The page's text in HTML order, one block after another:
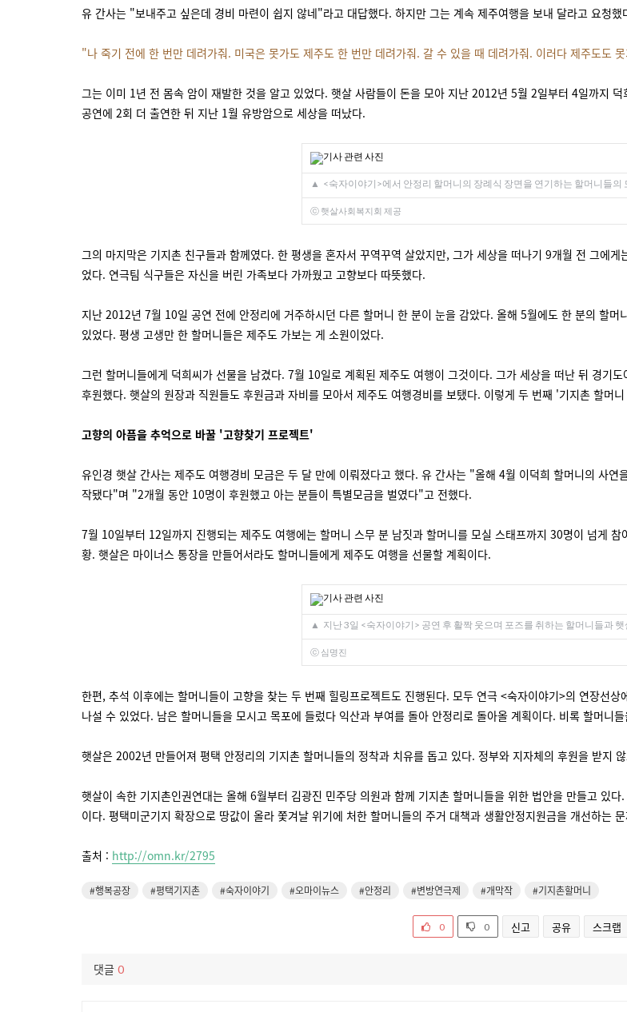
유 간사는 "보내주고 싶은데 경비 마련이 쉽지 않네"라고 대답했다. 하지만 그는 계속 제주여행을 보내 달라고 요청했
"나 죽기 전에 한 번만 데려가줘. 미국은 못가도 제주도 한 번만 데려가줘. 갈 수 있을 때 데려가줘. 이러다 제주도도
그는 이미 1년 전 몸속 암이 재발한 것을 알고 있었다. 햇살 사람들이 돈을 모아 지난 2012년 5월 2일부터 4일까지
공연에 2회 더 출연한 뒤 지난 1월 유방암으로 세상을 떠났다.
▲ <숙자이야기>에서 안정리 할머니의 장례식 장면을 연기하는 할머니들의
ⓒ 햇살사회복지회 제공
그의 마지막은 기지촌 친구들과 함께였다. 한 평생을 혼자서 꾸역꾸역 살았지만, 그가 세상을 떠나기 9개월 전 그에
었다. 연극팀 식구들은 자신을 버린 가족보다 가까웠고 고향보다 따뜻했다.
지난 2012년 7월 10일 공연 전에 안정리에 거주하시던 다른 할머니 한 분이 눈을 감았다. 올해 5월에도 한 분의 할
있었다. 평생 고생만 한 할머니들은 제주도 가보는 게 소원이었다.
그런 할머니들에게 덕희씨가 선물을 남겼다. 7월 10일로 계획된 제주도 여행이 그것이다. 그가 세상을 떠난 뒤 경기
후원했다. 햇살의 원장과 직원들도 후원금과 자비를 모아서 제주도 여행경비를 보탰다. 이렇게 두 번째 '기지촌 할머
고향의 아픔을 추억으로 바꿀 '고향찾기 프로젝트'
유인경 햇살 간사는 제주도 여행경비 모금은 두 달 만에 이뤄졌다고 했다. 유 간사는 "올해 4월 이덕희 할머니의 사
작됐다"며 "2개월 동안 10명이 후원했고 아는 분들이 특별모금을 벌였다"고 전했다.
7월 10일부터 12일까지 진행되는 제주도 여행에는 할머니 스무 분 남짓과 할머니를 모실 스태프까지 30명이 넘게
황. 햇살은 마이너스 통장을 만들어서라도 할머니들에게 제주도 여행을 선물할 계획이다.
▲ 지난 3일 <숙자이야기> 공연 후 활짝 웃으며 포즈를 취하는 할머니들과
ⓒ 심명진
한편, 추석 이후에는 할머니들이 고향을 찾는 두 번째 힐링프로젝트도 진행된다. 모두 연극 <숙자이야기>의 연장선
나설 수 있었다. 남은 할머니들을 모시고 목포에 들렀다 익산과 부여를 돌아 안정리로 돌아올 계획이다. 비록 할머니
햇살은 2002년 만들어져 평택 안정리의 기지촌 할머니들의 정착과 치유를 돕고 있다. 정부와 지자체의 후원을 받지
햇살이 속한 기지촌인권연대는 올해 6월부터 김광진 민주당 의원과 함께 기지촌 할머니들을 위한 법안을 만들고 있
이다. 평택미군기지 확장으로 땅값이 올라 쫓겨날 위기에 처한 할머니들의 주거 대책과 생활안정지원금을 개선하는
출처 : http://omn.kr/2795
#행복공장 #평택기지촌 #숙자이야기 #오마이뉴스 #안정리 #변방연극제 #개막작 #기지촌할머니
0 0 신고 공유 스크랩
댓글 0